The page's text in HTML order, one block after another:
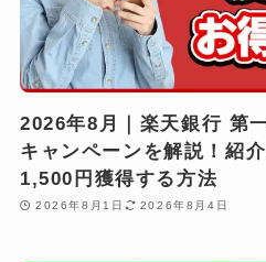
2026年8月｜楽天銀行 第
キャンペーンを解説！紹
1,500円獲得する方法
2026年8月1日 2026年8月4日